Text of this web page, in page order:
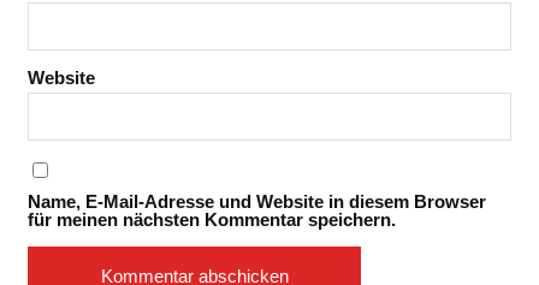
Website
Name, E-Mail-Adresse und Website in diesem Browser
für meinen nächsten Kommentar speichern.